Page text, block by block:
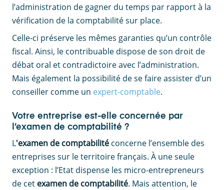
l’administration de gagner du temps par rapport à la
vérification de la comptabilité sur place.
Celle-ci préserve les mêmes garanties qu’un contrôle
fiscal. Ainsi, le contribuable dispose de son droit de
débat oral et contradictoire avec l’administration.
Mais également la possibilité de se faire assister d’un
conseiller comme un expert-comptable.
Votre entreprise est-elle concernée par
l’examen de comptabilité ?
L'examen de comptabilité concerne l’ensemble des
entreprises sur le territoire français. À une seule
exception : l’Etat dispense les micro-entrepreneurs
de cet examen de comptabilité. Mais attention, le